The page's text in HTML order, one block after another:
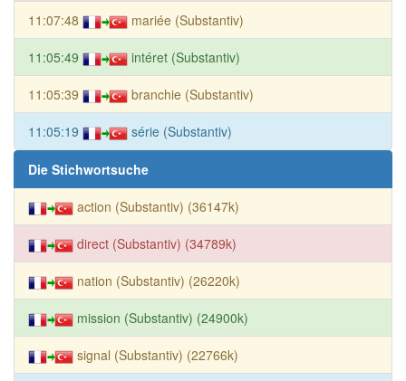
11:07:48 mariée (Substantiv)
11:05:49 intéret (Substantiv)
11:05:39 branchie (Substantiv)
11:05:19 série (Substantiv)
Die Stichwortsuche
action (Substantiv) (36147k)
direct (Substantiv) (34789k)
nation (Substantiv) (26220k)
mission (Substantiv) (24900k)
signal (Substantiv) (22766k)